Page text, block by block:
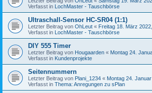
Verfasst in LochMaster - Tauschbörse
Ultraschall-Sensor HC-SR04 (1:1)
Letzter Beitrag von OhLeut « Freitag 18. März
Verfasst in LochMaster - Tauschbörse
DIY 555 Timer
Letzter Beitrag von Hougaarden « Montag 24.
Verfasst in Kundenprojekte
Seitennummern
Letzter Beitrag von Plani_1234 « Montag 24.
Verfasst in Thema: Anregungen zu sPlan